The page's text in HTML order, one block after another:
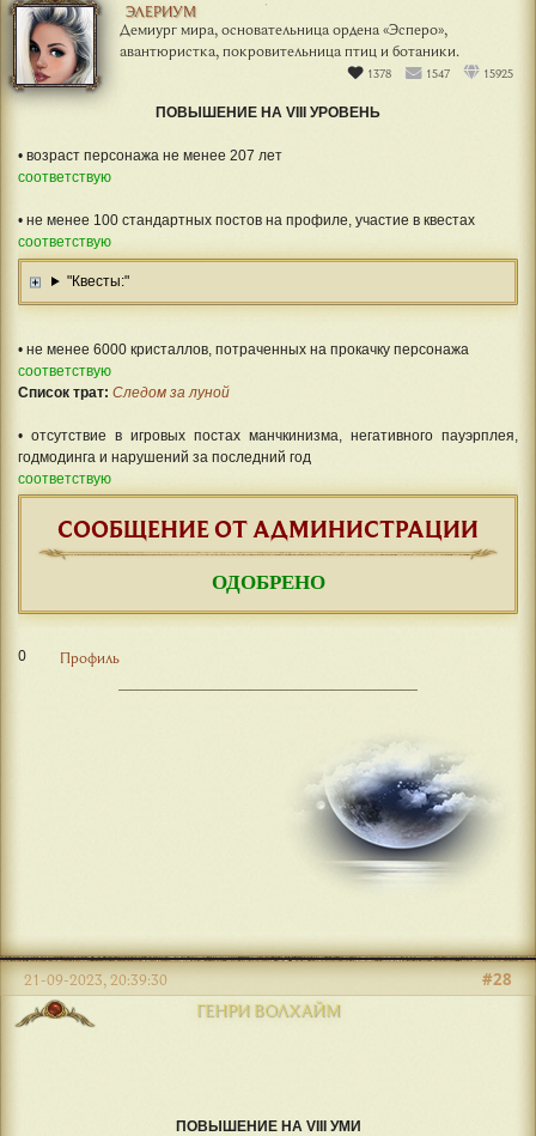
ЭЛЕРИУМ
Демиург мира, основательница ордена «Эсперо»,
авантюристка, покровительница птиц и ботаники.
1378 1547 15925
ПОВЫШЕНИЕ НА VIII УРОВЕНЬ
• возраст персонажа не менее 207 лет
соответствую
• не менее 100 стандартных постов на профиле, участие в квестах
соответствую
"Квесты:"
• не менее 6000 кристаллов, потраченных на прокачку персонажа
соответствую
Список трат: Следом за луной
• отсутствие в игровых постах манчкинизма, негативного пауэрплея,
годмодинга и нарушений за последний год
соответствую
СООБЩЕНИЕ ОТ АДМИНИСТРАЦИИ
ОДОБРЕНО
0 Профиль
ГЕНРИ ВОЛХАЙМ
#28
21-09-2023, 20:39:30
ПОВЫШЕНИЕ НА VIII УМИ